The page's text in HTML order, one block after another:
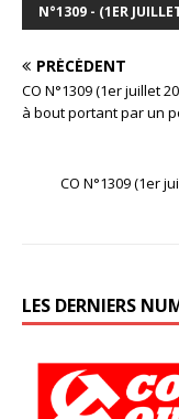
N°1309 - (1ER
PRÉCÉDENT
CO N°1309 (1er juillet
à bout portant par un
CO N°1309 (1er
LES DERNIERS